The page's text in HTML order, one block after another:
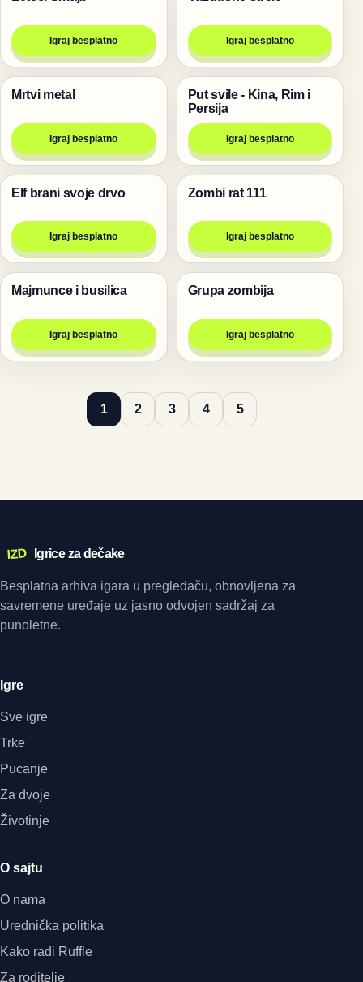
Igraj besplatno Igraj besplatno
Pucanje
Mrtvi metal
Igraj besplatno
Igre za dvoje
Put svile - Kina, Rim i
Persija
Igraj besplatno
Pucanje
Elf brani svoje drvo
Igraj besplatno
Pucanje
Zombi rat 111
Igraj besplatno
Igre
Majmunce i busilica
Igraj besplatno
Pucanje
Grupa zombija
Igraj besplatno
1 2 3 4 5
IZD Igrice za dečake
Besplatna arhiva igara u pregledaču, obnovljena za
savremene uređaje uz jasno odvojen sadržaj za
punoletne.
Igre
Sve igre
Trke
Pucanje
Za dvoje
Životinje
O sajtu
O nama
Urednička politika
Kako radi Ruffle
Za roditelje